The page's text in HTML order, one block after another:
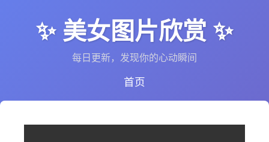
✨ 美女图片欣赏 ✨
每日更新，发现你的心动瞬间
首页